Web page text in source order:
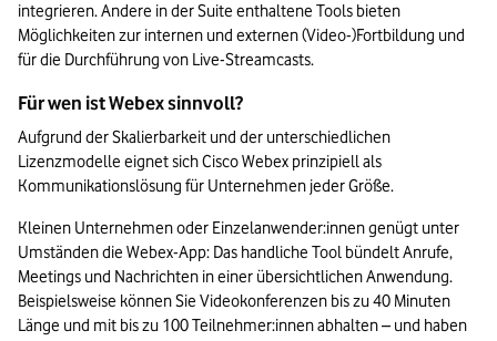
integrieren. Andere in der Suite enthaltene Tools bieten
Möglichkeiten zur internen und externen (Video-)Fortbildung und
für die Durchführung von Live-Streamcasts.
Für wen ist Webex sinnvoll?
Aufgrund der Skalierbarkeit und der unterschiedlichen
Lizenzmodelle eignet sich Cisco Webex prinzipiell als
Kommunikationslösung für Unternehmen jeder Größe.
Kleinen Unternehmen oder Einzelanwender:innen genügt unter
Umständen die Webex-App: Das handliche Tool bündelt Anrufe,
Meetings und Nachrichten in einer übersichtlichen Anwendung.
Beispielsweise können Sie Videokonferenzen bis zu 40 Minuten
Länge und mit bis zu 100 Teilnehmer:innen abhalten – und haben